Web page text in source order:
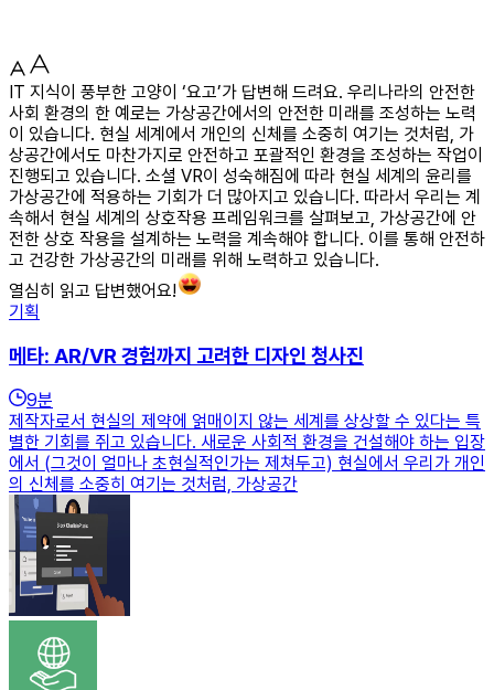
IT 지식이 풍부한 고양이 ‘요고’가 답변해 드려요. 우리나라의 안전한
사회 환경의 한 예로는 가상공간에서의 안전한 미래를 조성하는 노력
이 있습니다. 현실 세계에서 개인의 신체를 소중히 여기는 것처럼, 가
상공간에서도 마찬가지로 안전하고 포괄적인 환경을 조성하는 작업이
진행되고 있습니다. 소셜 VR이 성숙해짐에 따라 현실 세계의 윤리를
가상공간에 적용하는 기회가 더 많아지고 있습니다. 따라서 우리는 계
속해서 현실 세계의 상호작용 프레임워크를 살펴보고, 가상공간에 안
전한 상호 작용을 설계하는 노력을 계속해야 합니다. 이를 통해 안전하
고 건강한 가상공간의 미래를 위해 노력하고 있습니다.
열심히 읽고 답변했어요!
기획
메타: AR/VR 경험까지 고려한 디자인 청사진
9분
제작자로서 현실의 제약에 얽매이지 않는 세계를 상상할 수 있다는 특
별한 기회를 쥐고 있습니다. 새로운 사회적 환경을 건설해야 하는 입장
에서 (그것이 얼마나 초현실적인가는 제쳐두고) 현실에서 우리가 개인
의 신체를 소중히 여기는 것처럼, 가상공간